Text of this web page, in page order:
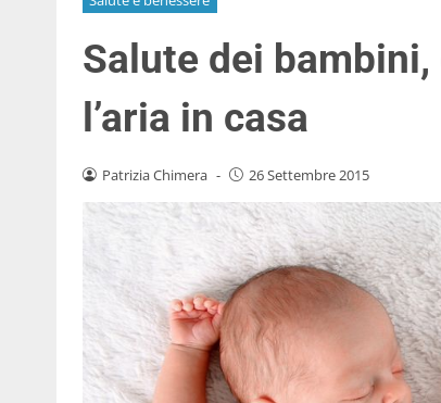
Salute dei
l’aria in casa
Patrizia Chimera - 26 Settembre 2015